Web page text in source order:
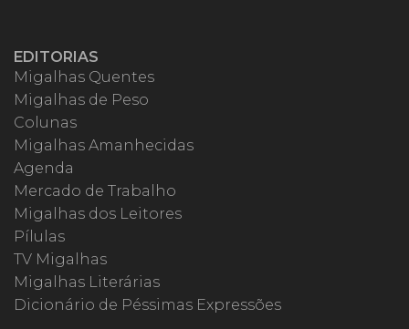
EDITORIAS
Migalhas Quentes
Migalhas de Peso
Colunas
Migalhas Amanhecidas
Agenda
Mercado de Trabalho
Migalhas dos Leitores
Pílulas
TV Migalhas
Migalhas Literárias
Dicionário de Péssimas Expressões